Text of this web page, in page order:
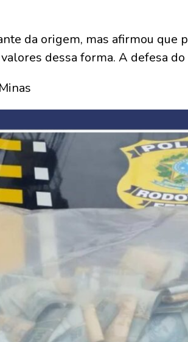
da origem, mas afirmou
dessa forma. A defesa